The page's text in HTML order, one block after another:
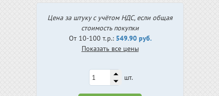
Цена за штуку с учётом НДС, если общая
стоимость покупки
От 10-100 т.р.: 549.90 руб.
Показать все цены
шт.